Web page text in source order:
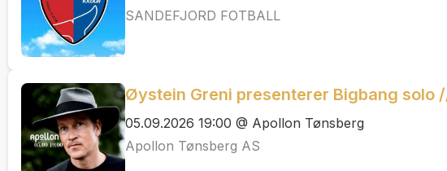
SANDEFJORD FOTBALL
Øystein Greni presenterer Bigbang solo
05.09.2026 19:00 @ Apollon Tønsberg
Apollon Tønsberg AS